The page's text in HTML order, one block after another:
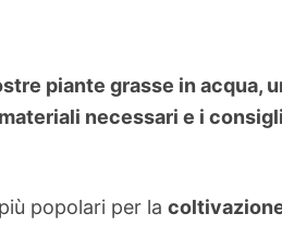
piante grasse in acqua,
necessari e i
popolari per la